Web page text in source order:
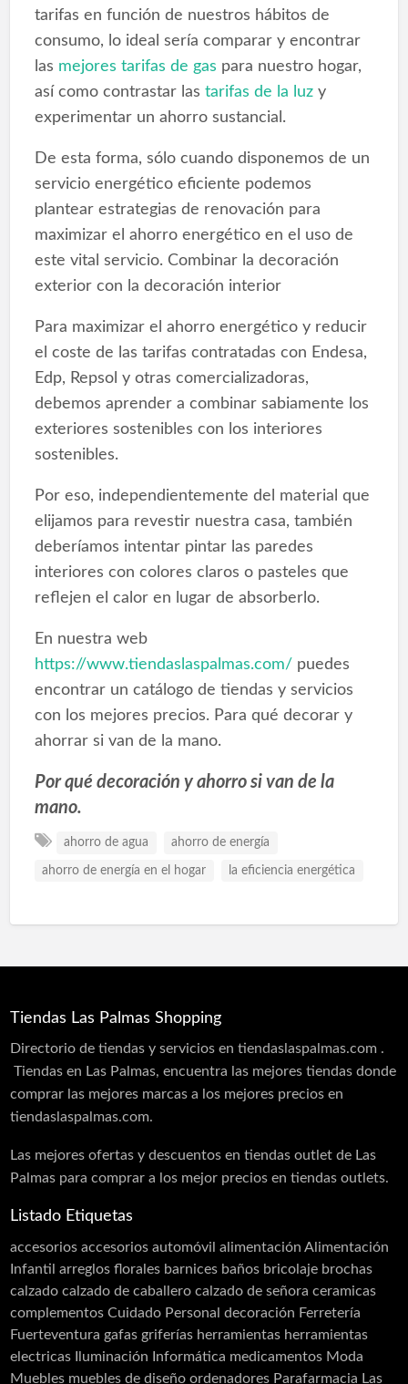
tarifas en función de nuestros hábitos de
consumo, lo ideal sería comparar y encontrar
las mejores tarifas de gas para nuestro hogar,
así como contrastar las tarifas de la luz y
experimentar un ahorro sustancial.
De esta forma, sólo cuando disponemos de un
servicio energético eficiente podemos
plantear estrategias de renovación para
maximizar el ahorro energético en el uso de
este vital servicio. Combinar la decoración
exterior con la decoración interior
Para maximizar el ahorro energético y reducir
el coste de las tarifas contratadas con Endesa,
Edp, Repsol y otras comercializadoras,
debemos aprender a combinar sabiamente los
exteriores sostenibles con los interiores
sostenibles.
Por eso, independientemente del material que
elijamos para revestir nuestra casa, también
deberíamos intentar pintar las paredes
interiores con colores claros o pasteles que
reflejen el calor en lugar de absorberlo.
En nuestra web
https://www.tiendaslaspalmas.com/ puedes
encontrar un catálogo de tiendas y servicios
con los mejores precios. Para qué decorar y
ahorrar si van de la mano.
Por qué decoración y ahorro si van de la
mano.
ahorro de agua ahorro de energía
ahorro de energía en el hogar la eficiencia energética
Tiendas Las Palmas Shopping
Directorio de tiendas y servicios en tiendaslaspalmas.com .
Tiendas en Las Palmas, encuentra las mejores tiendas donde
comprar las mejores marcas a los mejores precios en
tiendaslaspalmas.com.
Las mejores ofertas y descuentos en tiendas outlet de Las
Palmas para comprar a los mejor precios en tiendas outlets.
Listado Etiquetas
accesorios accesorios automóvil alimentación Alimentación
Infantil arreglos florales barnices baños bricolaje brochas
calzado calzado de caballero calzado de señora ceramicas
complementos Cuidado Personal decoración Ferretería
Fuerteventura gafas griferías herramientas herramientas
electricas Iluminación Informática medicamentos Moda
Muebles muebles de diseño ordenadores Parafarmacia Las